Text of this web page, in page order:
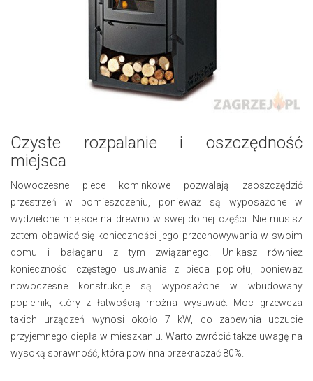
Czyste rozpalanie i oszczędność
miejsca
Nowoczesne piece kominkowe pozwalają zaoszczędzić
przestrzeń w pomieszczeniu, ponieważ są wyposażone w
wydzielone miejsce na drewno w swej dolnej części. Nie musisz
zatem obawiać się konieczności jego przechowywania w swoim
domu i bałaganu z tym związanego. Unikasz również
konieczności częstego usuwania z pieca popiołu, ponieważ
nowoczesne konstrukcje są wyposażone w wbudowany
popielnik, który z łatwością można wysuwać. Moc grzewcza
takich urządzeń wynosi około 7 kW, co zapewnia uczucie
przyjemnego ciepła w mieszkaniu. Warto zwrócić także uwagę na
wysoką sprawność, która powinna przekraczać 80%.